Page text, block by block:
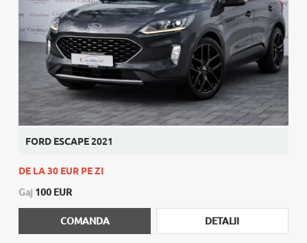
FORD ESCAPE 2021
DE LA 30 EUR PE ZI
Gaj 100 EUR
COMANDA DETALII